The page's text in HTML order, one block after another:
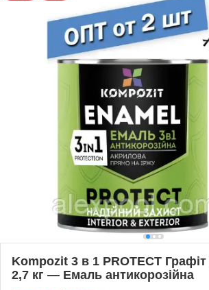
Kompozit 3 в 1 PROTECT
2,7 кг — Емаль антикорозійна